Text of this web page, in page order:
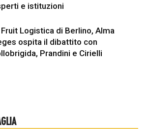
e istituzioni
Logistica di Berlino, Alma
ospita il dibattito con
Prandini e Cirielli